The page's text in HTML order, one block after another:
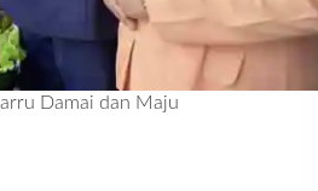
Damai dan Maju